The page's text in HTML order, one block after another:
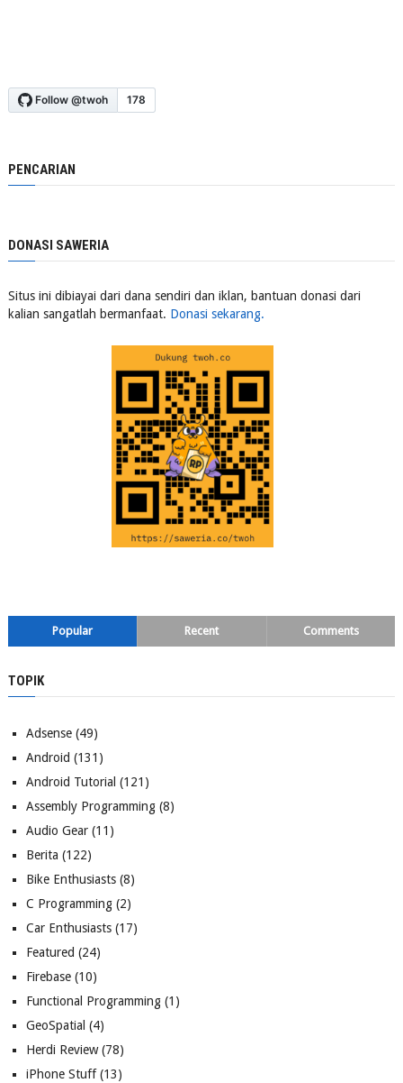
PENCARIAN
DONASI SAWERIA
Situs ini dibiayai dari dana sendiri dan iklan, bantuan donasi dari
kalian sangatlah bermanfaat. Donasi sekarang.
Popular Recent Comments
TOPIK
Adsense(49)
Android (131)
Android Tutorial (121)
Assembly Programming(8)
Audio Gear(11)
Berita (122)
Bike Enthusiasts(8)
C Programming(2)
Car Enthusiasts(17)
Featured (24)
Firebase(10)
Functional Programming(1)
GeoSpatial (4)
Herdi Review(78)
iPhone Stuff(13)